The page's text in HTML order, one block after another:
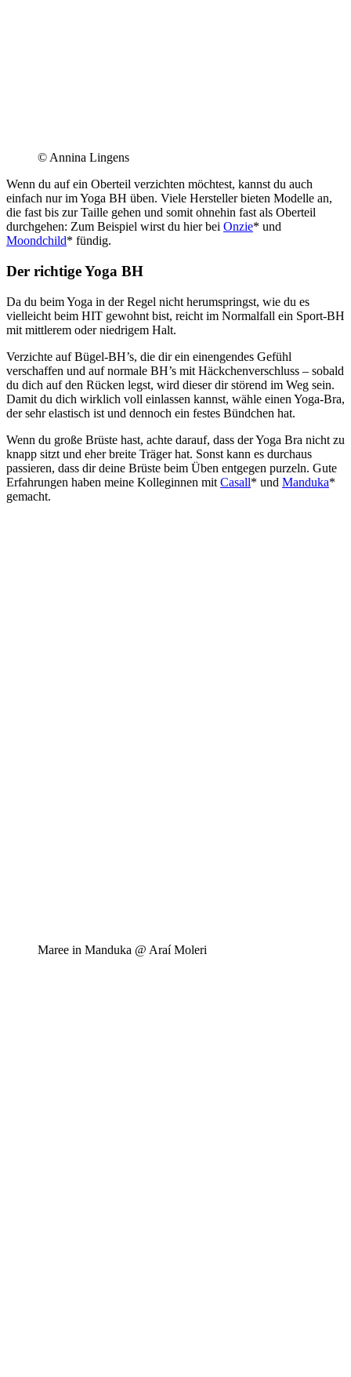
© Annina Lingens
Wenn du auf ein Oberteil verzichten möchtest, kannst du auch
einfach nur im Yoga BH üben. Viele Hersteller bieten Modelle an,
die fast bis zur Taille gehen und somit ohnehin fast als Oberteil
durchgehen: Zum Beispiel wirst du hier bei Onzie* und
Moondchild* fündig.
Der richtige Yoga BH
Da du beim Yoga in der Regel nicht herumspringst, wie du es
vielleicht beim HIT gewohnt bist, reicht im Normalfall ein Sport-BH
mit mittlerem oder niedrigem Halt.
Verzichte auf Bügel-BH’s, die dir ein einengendes Gefühl
verschaffen und auf normale BH’s mit Häckchenverschluss – sobald
du dich auf den Rücken legst, wird dieser dir störend im Weg sein.
Damit du dich wirklich voll einlassen kannst, wähle einen Yoga-Bra,
der sehr elastisch ist und dennoch ein festes Bündchen hat.
Wenn du große Brüste hast, achte darauf, dass der Yoga Bra nicht zu
knapp sitzt und eher breite Träger hat. Sonst kann es durchaus
passieren, dass dir deine Brüste beim Üben entgegen purzeln. Gute
Erfahrungen haben meine Kolleginnen mit Casall* und Manduka*
gemacht.
Maree in Manduka @ Araí Moleri